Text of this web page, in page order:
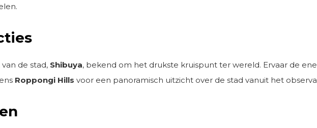
de stad, Shibuya, bekend om het drukste kruispunt ter wereld. Ervaar de
Roppongi Hills voor een panoramisch uitzicht over de stad vanuit het